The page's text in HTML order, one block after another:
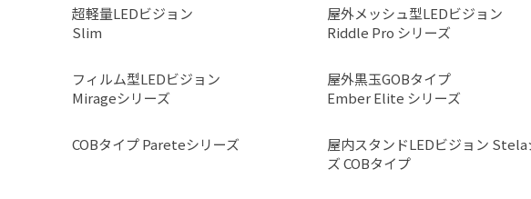
超軽量LEDビジョン
Slim
屋外メッシュ型LEDビジョン
Riddle Pro シリーズ
フィルム型LEDビジョン
Mirageシリーズ
屋外黒玉GOBタイプ
Ember Elite シリーズ
COBタイプ Pareteシリーズ
屋内スタンドLEDビジョン
ズ COBタイプ